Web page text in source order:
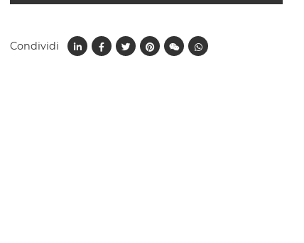
Condividi